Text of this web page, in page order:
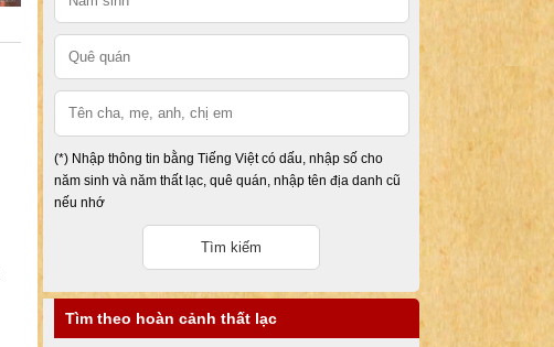
(*) Nhập thông tin bằng Tiếng Việt có dấu, nhập số cho
năm sinh và năm thất lạc, quê quán, nhập tên địa danh cũ
nếu nhớ
Tìm theo hoàn cảnh thất lạc